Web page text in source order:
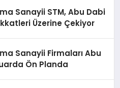
Sanayii STM, Abu Dabi
Üzerine Çekiyor
Sanayii Firmaları Abu
Ön Planda